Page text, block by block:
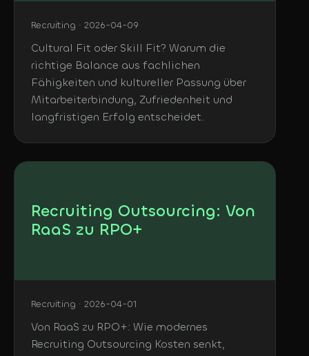
Recruiting · 2026-04-09
Cultural Fit oder Skill Fit? Warum die
richtige Balance aus fachlichen
Fähigkeiten und kultureller Passung über
Mitarbeiterbindung, Zufriedenheit und
langfristigen Erfolg entscheidet.
Recruiting Outsourcing: Von
RaaS zu RPO+
Recruiting · 2026-04-01
Von RaaS zu RPO+: Wie modernes
Recruiting Outsourcing Kosten senkt,